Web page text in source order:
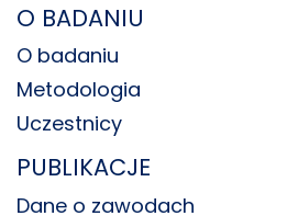
O BADANIU
O badaniu
Metodologia
Uczestnicy
PUBLIKACJE
Dane o zawodach